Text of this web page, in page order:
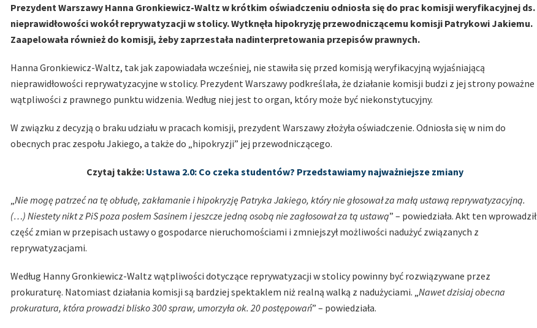
Prezydent Warszawy Hanna Gronkiewicz-Waltz w krótkim oświadczeniu odniosła się do prac komisji weryfikacyjnej ds.
nieprawidłowości wokół reprywatyzacji w stolicy. Wytknęła hipokryzję przewodniczącemu komisji Patrykowi Jakiemu.
Zaapelowała również do komisji, żeby zaprzestała nadinterpretowania przepisów prawnych.
Hanna Gronkiewicz-Waltz, tak jak zapowiadała wcześniej, nie stawiła się przed komisją weryfikacyjną wyjaśniającą
nieprawidłowości reprywatyzacyjne w stolicy. Prezydent Warszawy podkreślała, że działanie komisji budzi z jej strony poważne
wątpliwości z prawnego punktu widzenia. Według niej jest to organ, który może być niekonstytucyjny.
W związku z decyzją o braku udziału w pracach komisji, prezydent Warszawy złożyła oświadczenie. Odniosła się w nim do
obecnych prac zespołu Jakiego, a także do „hipokryzji” jej przewodniczącego.
Czytaj także: Ustawa 2.0: Co czeka studentów? Przedstawiamy najważniejsze zmiany
Nie mogę patrzeć na tę obłudę, zakłamanie i hipokryzję Patryka Jakiego, który nie głosował za małą ustawą reprywatyzacyjną.
(…) Niestety nikt z PiS poza posłem Sasinem i jeszcze jedną osobą nie zagłosował za tą ustawą” – powiedziała. Akt ten wprowadził
część zmian w przepisach ustawy o gospodarce nieruchomościami i zmniejszył możliwości nadużyć związanych z
reprywatyzacjami.
Według Hanny Gronkiewicz-Waltz wątpliwości dotyczące reprywatyzacji w stolicy powinny być rozwiązywane przez
prokuraturę. Natomiast działania komisji są bardziej spektaklem niż realną walką z nadużyciami. „ Nawet dzisiaj obecna
prokuratura, która prowadzi blisko 300 spraw, umorzyła ok. 20 postępowań” – powiedziała.